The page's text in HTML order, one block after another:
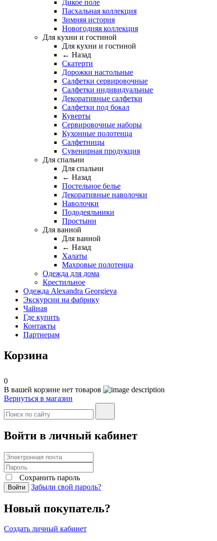
Дикое поле
Пасхальная коллекция
Зимняя история
Новогодняя коллекция
Для кухни и гостиной
Для кухни и гостиной
← Назад
Скатерти
Дорожки настольные
Салфетки сервировочные
Салфетки индивидуальные
Декоративные салфетки
Салфетки под бокал
Куверты
Сервировочные наборы
Кухонные полотенца
Салфетницы
Сувенирная продукция
Для спальни
Для спальни
← Назад
Постельное белье
Декоративные наволочки
Наволочки
Пододеяльники
Простыни
Для ванной
Для ванной
← Назад
Халаты
Махровые полотенца
Одежда для дома
Крестильное
Одежда Alexandra Georgieva
Экскурсии на фабрику
Чайная
Где купить
Контакты
Партнерам
Корзина
0
В вашей корзине нет товаров
Вернуться в магазин
Войти в личный кабинет
Сохранить пароль
Войти Забыли свой пароль?
Новый покупатель?
Создать личный кабинет